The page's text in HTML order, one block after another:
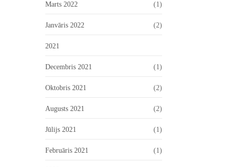
Marts 2022 (1)
Janvāris 2022 (2)
2021
Decembris 2021 (1)
Oktobris 2021 (2)
Augusts 2021 (2)
Jūlijs 2021 (1)
Februāris 2021 (1)